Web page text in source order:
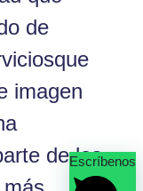
a
que
de
Escríbenos